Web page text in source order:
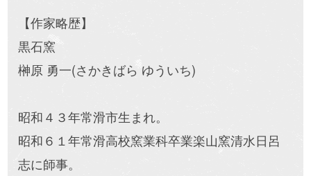
【作家略歴】
黒石窯
榊原 勇一(さかきばら ゆういち)
昭和４３年常滑市生まれ。
昭和６１年常滑高校窯業科卒業楽山窯清水日呂
志に師事。